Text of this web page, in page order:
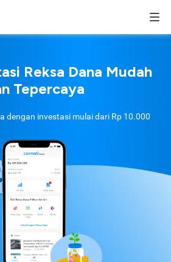
Reksa Dana Mudah
Tepercaya
dengan investasi mulai dari Rp 10.000